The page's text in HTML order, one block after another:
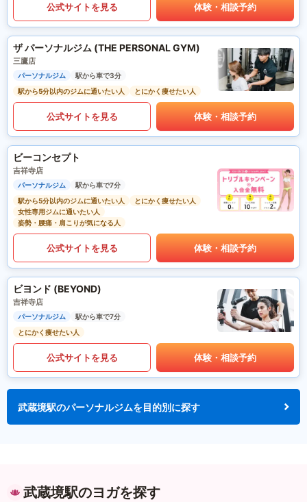
公式サイトを見る 体験・相談予約
ザ パーソナルジム (THE PERSONAL GYM)
三鷹店
パーソナルジム
駅から車で3分
駅から5分以内のジムに通いたい人
とにかく痩せたい人
公式サイトを見る 体験・相談予約
ビーコンセプト
吉祥寺店
パーソナルジム
駅から車で7分
駅から5分以内のジムに通いたい人
とにかく痩せたい人
女性専用ジムに通いたい人
姿勢・腰痛・肩こりが気になる人
公式サイトを見る 体験・相談予約
ビヨンド (BEYOND)
吉祥寺店
パーソナルジム
駅から車で7分
とにかく痩せたい人
公式サイトを見る 体験・相談予約
武蔵境駅のパーソナルジムを目的別に探す
武蔵境駅のヨガを探す